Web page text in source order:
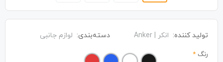
تولید کننده: انکر | Anker دسته‌بندی: لوازم جانبی
رنگ *